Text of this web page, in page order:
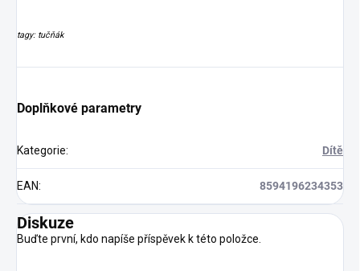
tagy: tučňák
Doplňkové parametry
Kategorie: Dítě
EAN: 8594196234353
Diskuze
Buďte první, kdo napíše příspěvek k této položce.